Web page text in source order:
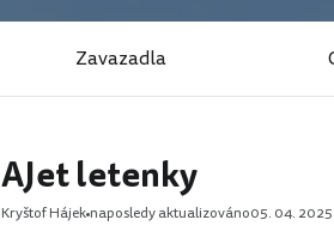
Zavazadla
AJet letenky
Kryštof Hájek naposledy aktualizováno05. 04. 2025